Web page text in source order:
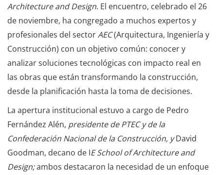
Architecture and Design. El encuentro, celebrado el 26
de noviembre, ha congregado a muchos expertos y
profesionales del sectorAEC(Arquitectura, Ingeniería y
Construcción) con un objetivo común: conocer y
analizar soluciones tecnológicas con impacto real en
las obras que están transformando la construcción,
desde la planificación hasta la toma de decisiones.
La apertura institucional estuvo a cargo de Pedro
Fernández Alén, presidente de PTEC y de la
Confederación Nacional de la Construcción, yDavid
Goodman, decano de IE School of Architecture and
Design;ambos destacaron la necesidad de un enfoque